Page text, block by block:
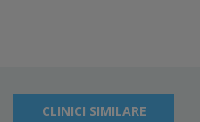
CLINICI SIMILARE